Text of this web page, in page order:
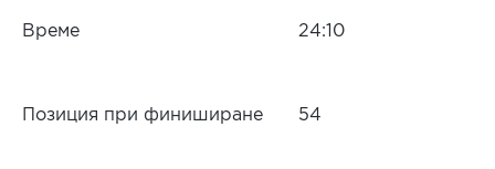
Време 24:10
Позиция при финиширане 54